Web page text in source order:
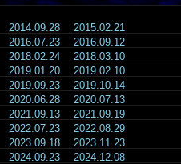
2014.09.28
2015.02.21
2016.07.23
2016.09.12
2018.02.24
2018.03.10
2019.01.20
2019.02.10
2019.09.23
2019.10.14
2020.06.28
2020.07.13
2021.09.13
2021.09.19
2022.07.23
2022.08.29
2023.09.18
2023.11.23
2024.09.23
2024.12.08